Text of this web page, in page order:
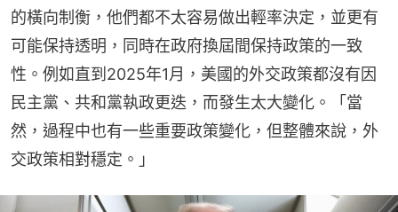
的橫向制衡，他們都不太容易做出輕率決定，並更有
可能保持透明，同時在政府換屆間保持政策的一致
性。例如直到2025年1月，美國的外交政策都沒有因
民主黨、共和黨執政更迭，而發生太大變化。「當
然，過程中也有一些重要政策變化，但整體來說，外
交政策相對穩定。」